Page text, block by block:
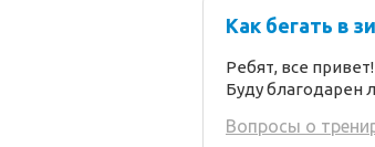
Как бегать в
Ребят, все
Буду благодарен
Вопросы о